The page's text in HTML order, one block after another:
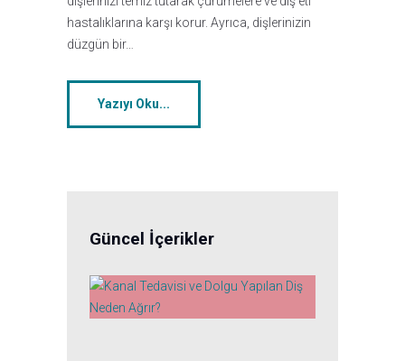
hastalıklarına karşı korur. Ayrıca, dişlerinizin
düzgün bir…
Yazıyı Oku...
Güncel İçerikler